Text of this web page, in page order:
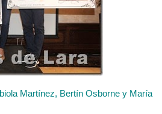
Martínez, Bertín Osborne y María